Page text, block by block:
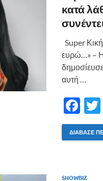
k
κατά
Super
ευρώ…» –
αυτή …
F
ac
e
o
ΔΙΆΒΑΣΕ
SHOWBIZ